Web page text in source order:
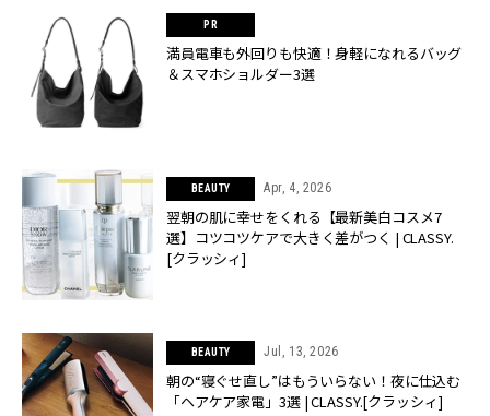
満員電車も外回りも快適！身軽になれるバッグ
＆スマホショルダー3選
BEAUTY Apr, 4, 2026
翌朝の肌に幸せをくれる【最新美白コスメ7
選】コツコツケアで大きく差がつく | CLASSY.
[クラッシィ]
BEAUTY Jul, 13, 2026
朝の“寝ぐせ直し”はもういらない！夜に仕込む
「ヘアケア家電」3選 | CLASSY.[クラッシィ]